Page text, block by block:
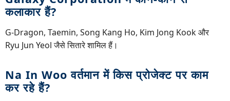
कलाकार हैं?
G-Dragon, Taemin, Song Kang Ho, Kim Jong Kook और
Ryu Jun Yeol जैसे सितारे शामिल हैं।
Na In Woo वर्तमान में किस प्रोजेक्ट पर काम
कर रहे हैं?